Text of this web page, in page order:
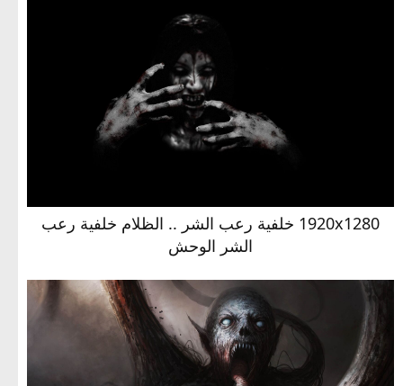
1920x1280 خلفية رعب الشر .. الظلام خلفية رعب
الشر الوحش